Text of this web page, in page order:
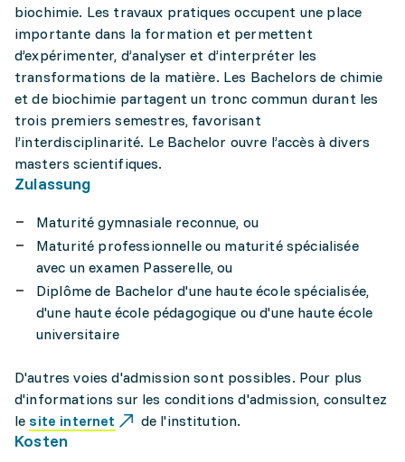
biochimie. Les travaux pratiques occupent une place
importante dans la formation et permettent
d’expérimenter, d’analyser et d’interpréter les
transformations de la matière. Les Bachelors de chimie
et de biochimie partagent un tronc commun durant les
trois premiers semestres, favorisant
l’interdisciplinarité. Le Bachelor ouvre l’accès à divers
masters scientifiques.
Zulassung
Maturité gymnasiale reconnue, ou
Maturité professionnelle ou maturité spécialisée
avec un examen Passerelle, ou
Diplôme de Bachelor d'une haute école spécialisée,
d'une haute école pédagogique ou d'une haute école
universitaire
D'autres voies d'admission sont possibles. Pour plus
d'informations sur les conditions d'admission, consultez
le site internet de l'institution.
Kosten